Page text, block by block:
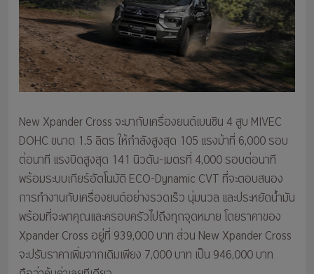
New Xpander Cross จะมากับเครื่องยนต์เบนซิน 4 สูบ MIVEC
DOHC ขนาด 1.5 ลิตร ให้กำลังสูงสุด 105 แรงม้าที่ 6,000 รอบ
ต่อนาที แรงบิดสูงสุด 141 นิวตัน-เมตรที่ 4,000 รอบต่อนาที
พร้อมระบบเกียร์อัตโนมัติ ECO-Dynamic CVT ที่จะตอบสนอง
การทำงานกับเครื่องยนต์อย่างรวดเร็ว นุ่มนวล และประหยัดน้ำมัน
พร้อมที่จะพาคุณและครอบครัวไปถึงทุกจุดหมาย โดยราคาของ
Xpander Cross อยู่ที่ 939,000 บาท ส่วน New Xpander Cross
จะปรับราคาเพิ่มจากเดิมเพียง 7,000 บาท เป็น 946,000 บาท